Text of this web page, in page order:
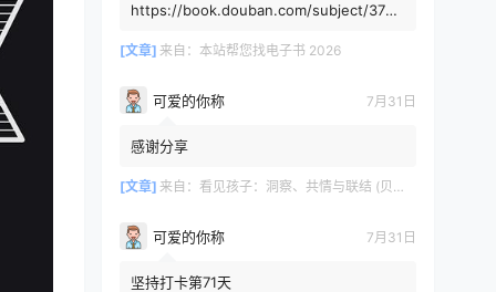
https://book.douban.com/subject/3725
[文章] 来自： 本站帮您找电子书 2026
可爱的你称 7月31日
感谢分享
[文章] 来自： 看见孩子：洞察、共情与联结 (贝姬·肯尼迪) (mobi,azw3,epub)
可爱的你称 7月31日
坚持打卡第71天